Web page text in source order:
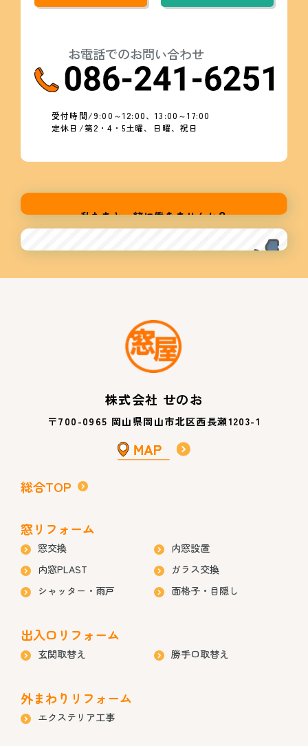
お電話でのお問い合わせ
受付時間/9:00～12:00、13:00～17:00
定休日/第2・4・5土曜、日曜、祝日
株式会社 せのお
〒700-0965 岡山県岡山市北区西長瀬1203-1
総合TOP
窓リフォーム
窓交換
内窓設置
内窓PLAST
ガラス交換
シャッター・雨戸
面格子・目隠し
出入口リフォーム
玄関取替え 勝手口取替え
外まわりリフォーム
エクステリア工事